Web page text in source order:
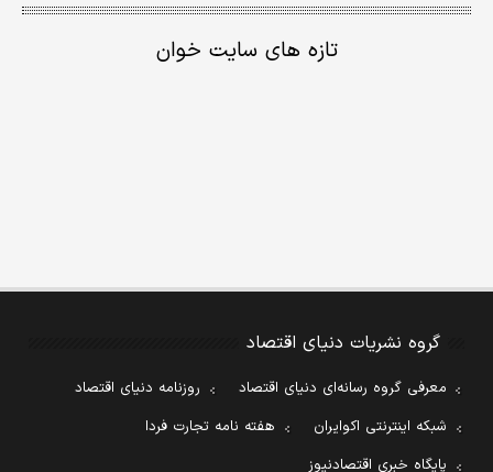
تازه های سایت خوان
گروه نشریات دنیای اقتصاد
معرفی گروه رسانه‌ای دنیای اقتصاد
روزنامه دنیای اقتصاد
شبکه اینترنتی اکوایران
هفته نامه تجارت فردا
پایگاه خبری اقتصادنیوز